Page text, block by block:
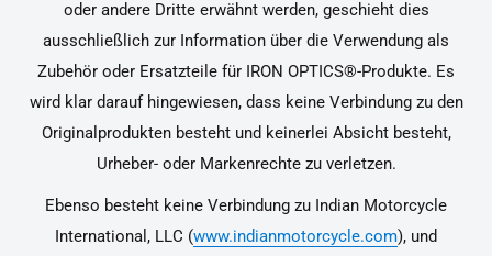
oder andere Dritte erwähnt werden, geschieht dies
ausschließlich zur Information über die Verwendung als
Zubehör oder Ersatzteile für IRON OPTICS®-Produkte. Es
wird klar darauf hingewiesen, dass keine Verbindung zu den
Originalprodukten besteht und keinerlei Absicht besteht,
Urheber- oder Markenrechte zu verletzen.
Ebenso besteht keine Verbindung zu Indian Motorcycle
International, LLC (www.indianmotorcycle.com), und